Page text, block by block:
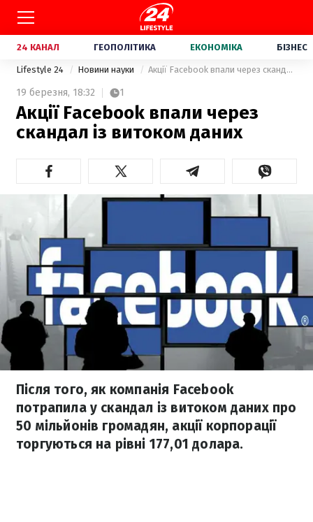
24 КАНАЛ ГЕОПОЛІТИКА ЕКОНОМІКА БІЗНЕС
Lifestyle 24 Новини науки Акції Facebook впали через скандал із витоком даних
19 березня, 18:32 1
Акції Facebook впали через
скандал із витоком даних
Після того, як компанія Facebook
потрапила у скандал із витоком даних про
50 мільйонів громадян, акції корпорації
торгуються на рівні 177,01 долара.